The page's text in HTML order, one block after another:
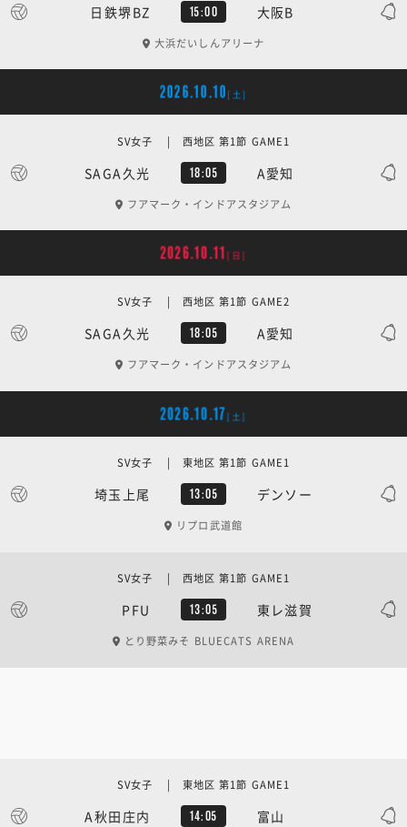
日鉄堺BZ 15:00 大阪B
大浜だいしんアリーナ
2026.10.10 [土]
SAGA久光 18:05 A愛知
SV女子 | 西地区 第1節 GAME1
フアマーク・インドアスタジアム
2026.10.11 [日]
SAGA久光 18:05 A愛知
SV女子 | 西地区 第1節 GAME2
フアマーク・インドアスタジアム
2026.10.17[土]
埼玉上尾 13:05 デンソー
SV女子 | 東地区 第1節 GAME1
リプロ武道館
PFU 13:05 東レ滋賀
SV女子 | 西地区 第1節 GAME1
とり野菜みそ BLUECATS ARENA
A秋田庄内 14:05 富山
SV女子 | 東地区 第1節 GAME1